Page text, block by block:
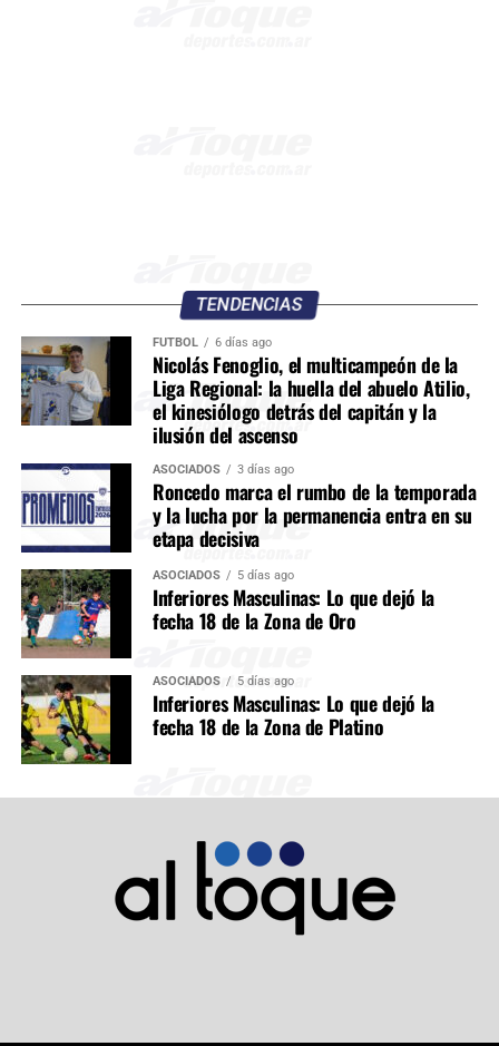
TENDENCIAS
FÚTBOL 6 días ago
Nicolás Fenoglio, el multicampeón de la
Liga Regional: la huella del abuelo Atilio,
el kinesiólogo detrás del capitán y la
ilusión del ascenso
ASOCIADOS 3 días ago
Roncedo marca el rumbo de la temporada
y la lucha por la permanencia entra en su
etapa decisiva
ASOCIADOS 5 días ago
Inferiores Masculinas: Lo que dejó la
fecha 18 de la Zona de Oro
ASOCIADOS 5 días ago
Inferiores Masculinas: Lo que dejó la
fecha 18 de la Zona de Platino